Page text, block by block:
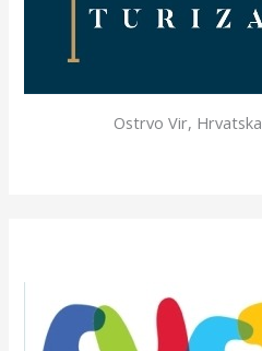
Ostrvo Vir, Hrvatska